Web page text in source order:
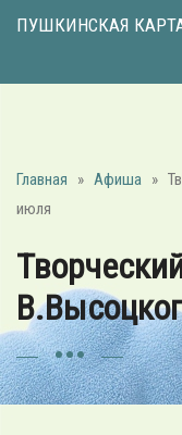
ПУШКИНСКАЯ
Главная » Афиша »
июля